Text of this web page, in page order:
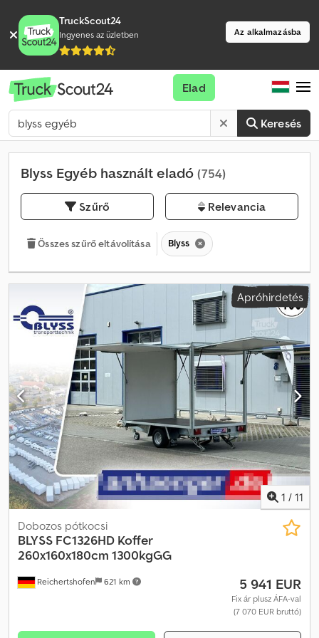
TruckScout24
Ingyenes az üzletben Az alkalmazásba
Keresés
Elad
Blyss Egyéb használt eladó (754)
Szűrő Relevancia
Összes szűrő eltávolítása Blyss
Apróhirdetés
1 / 11
Reichertshofen 621 km
Dobozos pótkocsi
BLYSS FC1326HD Koffer
260x160x180cm 1300kgGG
5 941 EUR
Fix ár plusz ÁFA-val
(7 070 EUR bruttó)